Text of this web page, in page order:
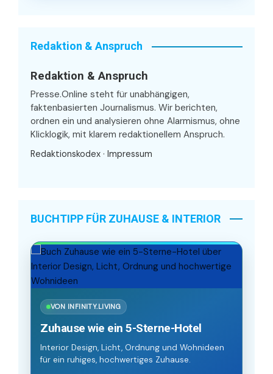
Redaktion & Anspruch
Redaktion & Anspruch
Presse.Online steht für unabhängigen,
faktenbasierten Journalismus. Wir berichten,
ordnen ein und analysieren ohne Alarmismus, ohne
Klicklogik, mit klarem redaktionellem Anspruch.
Redaktionskodex · Impressum
BUCHTIPP FÜR ZUHAUSE & INTERIOR
VON INFINITY.LIVING
Zuhause wie ein 5-Sterne-Hotel
Interior Design, Licht, Ordnung und Wohnideen
für ein ruhiges, hochwertiges Zuhause.